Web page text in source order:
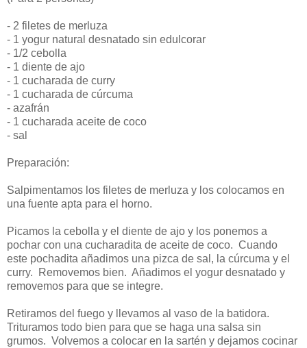
- 2 filetes de merluza
- 1 yogur natural desnatado sin edulcorar
- 1/2 cebolla
- 1 diente de ajo
- 1 cucharada de curry
- 1 cucharada de cúrcuma
- azafrán
- 1 cucharada aceite de coco
- sal
Preparación:
Salpimentamos los filetes de merluza y los colocamos en
una fuente apta para el horno.
Picamos la cebolla y el diente de ajo y los ponemos a
pochar con una cucharadita de aceite de coco. Cuando
este pochadita añadimos una pizca de sal, la cúrcuma y el
curry. Removemos bien. Añadimos el yogur desnatado y
removemos para que se integre.
Retiramos del fuego y llevamos al vaso de la batidora.
Trituramos todo bien para que se haga una salsa sin
grumos. Volvemos a colocar en la sartén y dejamos cocinar